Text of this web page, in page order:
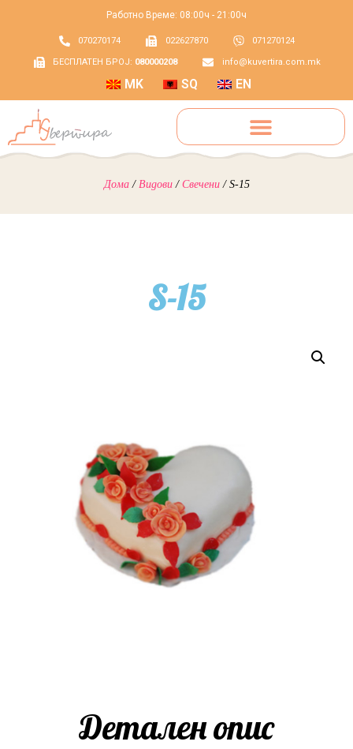
Работно Време: 08:00ч - 21:00ч
070270174 022627870 071270124
БЕСПЛАТЕН БРОЈ: 080000208 info@kuvertira.com.mk
MK SQ EN
Дома/ Видови/ Свечени/ S-15
S-15
Детален опис